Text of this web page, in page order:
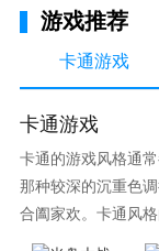
游戏推荐
卡通游戏
卡通游戏
卡通的游戏风格通
那种较深的沉重色
合阖家欢。卡通风
子玩，因为很多游